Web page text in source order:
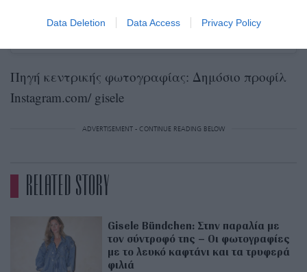
Data Deletion Data Access Privacy Policy
A post shared by Gisele Bündchen (@gisele)
Πηγή κεντρικής φωτογραφίας: Δημόσιο προφίλ
Instagram.com/ gisele
ADVERTISEMENT - CONTINUE READING BELOW
RELATED STORY
Gisele Bündchen: Στην παραλία με
τον σύντροφό της – Οι φωτογραφίες
με το λευκό καφτάνι και τα τρυφερά
φιλιά